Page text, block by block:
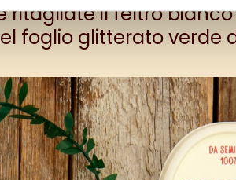
il feltro
foglio glitterato verde